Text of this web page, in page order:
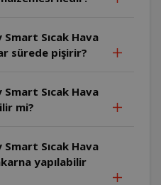
Sıcak Hava
sürede pişirir?
Sıcak Hava
mi?
Sıcak Hava
yapılabilir